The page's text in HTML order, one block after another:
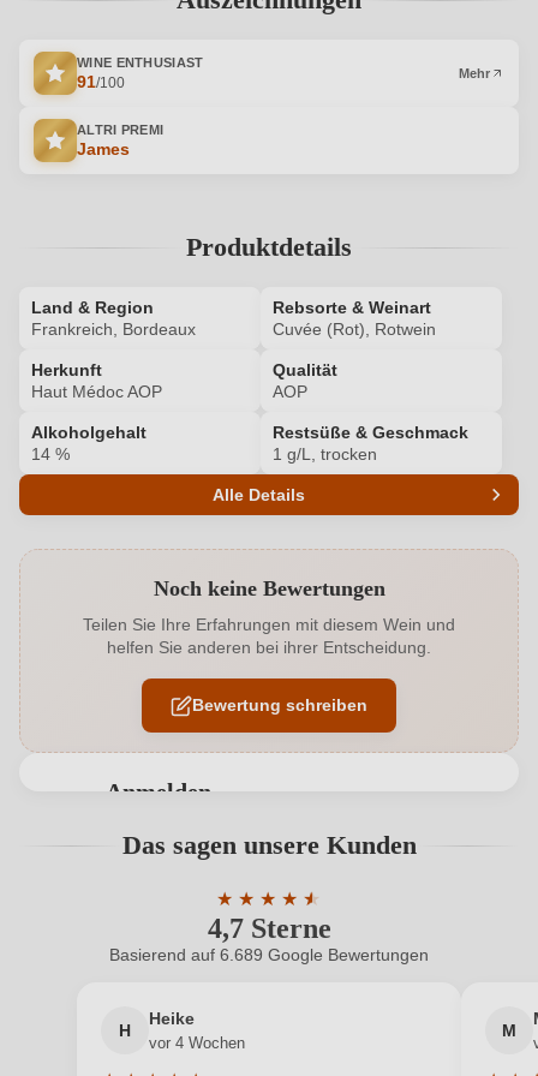
WINE ENTHUSIAST
91/100
Mehr
ALTRI PREMI
James
Produktdetails
Land & Region
Frankreich, Bordeaux
Rebsorte & Weinart
Cuvée (Rot), Rotwein
Herkunft
Haut Médoc AOP
Qualität
AOP
Alkoholgehalt
14 %
Restsüße & Geschmack
1 g/L, trocken
Alle Details
Alkoholgehalt in % 14 %
Allergene Enthält Sulfite
Ausbau Barrique
Geographische Angabe
Château la Fon du Berger
Noch keine Bewertungen
Teilen Sie Ihre Erfahrungen mit diesem Wein und
helfen Sie anderen bei ihrer Entscheidung.
Bewertung schreiben
Anmelden
Benutzern abgegeben werden. Bitte loggen Sie sich
Neuer Kunde? Neuer Kunde?
Ihre E-Mail-Adresse
Das sagen unsere Kunden
4,7 Sterne
★ ★ ★ ★ ★
★
Durchschnittliche Bewertung von 4.7
Basierend auf 6.689 Google Bewertungen
H
Heike
vor 4 Wochen
M